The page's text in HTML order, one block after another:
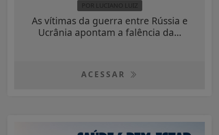
POR LUCIANO LUIZ
As vítimas da guerra entre Rússia e
Ucrânia apontam a falência da...
ACESSAR